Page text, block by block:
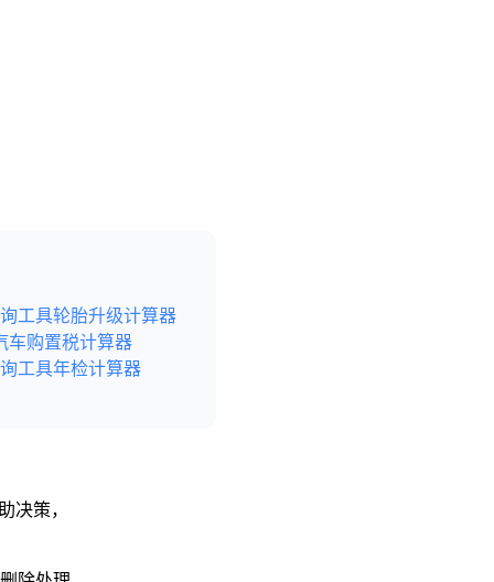
工具轮胎升级计算器
车购置税计算器
工具年检计算器
决策，